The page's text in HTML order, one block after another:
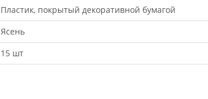
Пластик, покрытый декоративной бумагой
Ясень
15 шт